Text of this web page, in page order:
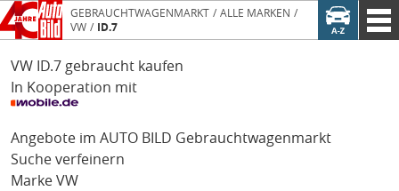
GEBRAUCHTWAGENMARKT
ALLE MARKEN
VW
ID.7
VW ID.7 gebraucht kaufen
In Kooperation mit
Angebote im AUTO BILD Gebrauchtwagenmarkt
Suche verfeinern
Marke VW